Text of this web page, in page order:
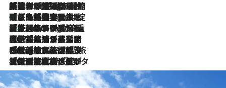
9 Hours Ago
「荷物が増えるほど旅ストレスは増す」美容ジャーナリストがたどり着いた最終結論。“化粧品を劇的に減らす”感動の凝縮美容とは
9 Hours Ago
「旅先には金髪ウィッグを持参」日本と同じメイクでは損してる!? 美容ジャーナリストが提案する“掟破りの旅美容”とは
9 Hours Ago
【厳選旅コスメ】「身軽さ＆UV対策重視！」ヘアアーティストshucoが選んだ夏旅ベストコスメを発表【Mサイズジップ】
2026.8.5
【厳選旅コスメ】国内をあちこち移動する河井菜摘が選んだ夏旅ベストコスメ発表！「リラックスアイテムはマスト」【Mサイズジップ】
2026.8.4
【厳選旅コスメ】「紫外線＆乾燥対策しながらメイク感も！」ヘア＆メイクGeorgeが選んだ夏旅ベストコスメを発表！【Mサイズジップ】
2026.8.3
【厳選旅コスメ】「保湿もタイパ重視！」“サウナ好き”タレント清水みさとが愛用する夏旅ベストコスメを発表！【Mサイズジップ】